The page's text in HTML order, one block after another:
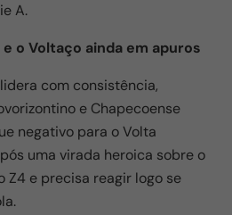
A.
o Voltaço ainda em apuros
com consistência,
e Chapecoense
negativo para o Volta
uma virada heroica sobre o
Z4 e precisa reagir logo se